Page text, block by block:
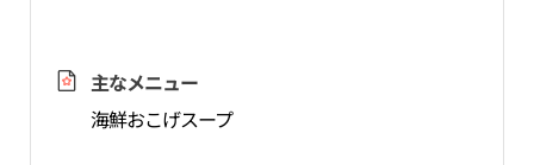
主なメニュー
海鮮おこげスープ